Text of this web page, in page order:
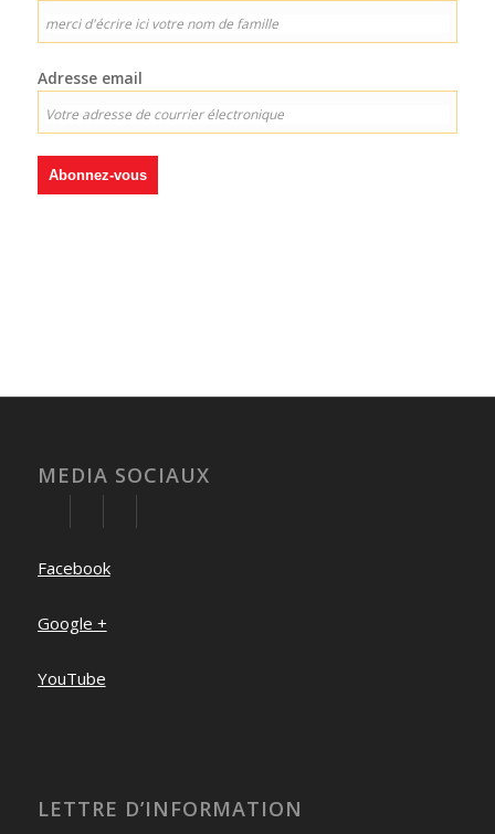
Adresse email
MEDIA SOCIAUX
Facebook
Google +
YouTube
LETTRE D’INFORMATION